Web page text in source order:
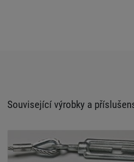
Související výrobky a